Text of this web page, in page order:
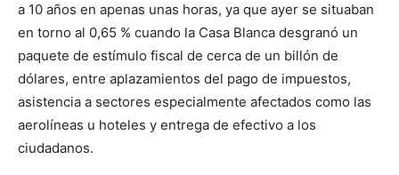
a 10 años en apenas unas horas, ya que ayer se situaban
en torno al 0,65 % cuando la Casa Blanca desgranó un
paquete de estímulo fiscal de cerca de un billón de
dólares, entre aplazamientos del pago de impuestos,
asistencia a sectores especialmente afectados como las
aerolíneas u hoteles y entrega de efectivo a los
ciudadanos.